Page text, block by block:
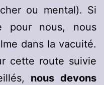
ou mental). Si
pour nous, nous
dans la vacuité.
cette route suivie
nous devons